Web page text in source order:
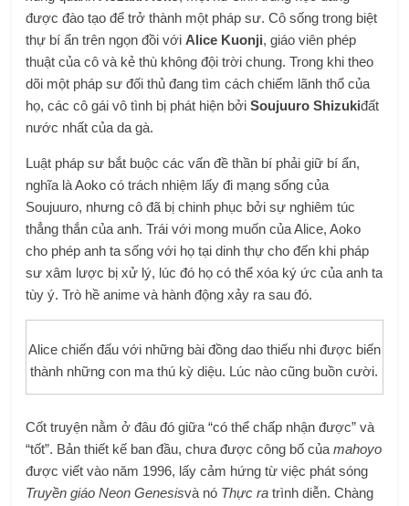
được đào tạo để trở thành một pháp sư. Cô sống trong biệt
thự bí ẩn trên ngọn đồi với Alice Kuonji, giáo viên phép
thuật của cô và kẻ thù không đội trời chung. Trong khi theo
dõi một pháp sư đối thủ đang tìm cách chiếm lãnh thổ của
họ, các cô gái vô tình bị phát hiện bởiSoujuuro Shizukiđất
nước nhất của da gà.
Luật pháp sư bắt buộc các vấn đề thần bí phải giữ bí ẩn,
nghĩa là Aoko có trách nhiệm lấy đi mạng sống của
Soujuuro, nhưng cô đã bị chinh phục bởi sự nghiêm túc
thẳng thắn của anh. Trái với mong muốn của Alice, Aoko
cho phép anh ta sống với họ tại dinh thự cho đến khi pháp
sư xâm lược bị xử lý, lúc đó họ có thể xóa ký ức của anh ta
tùy ý. Trò hề anime và hành động xảy ra sau đó.
Alice chiến đấu với những bài đồng dao thiếu nhi được biến
thành những con ma thú kỳ diệu. Lúc nào cũng buồn cười.
Cốt truyện nằm ở đâu đó giữa “có thể chấp nhận được” và
“tốt”. Bản thiết kế ban đầu, chưa được công bố củamahoyo
được viết vào năm 1996, lấy cảm hứng từ việc phát sóng
Truyền giáo Neon Genesisvà nó Thực ra trình diễn. Chàng